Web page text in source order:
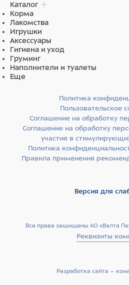
Каталог
Корма
Лакомства
Игрушки
Аксессуары
Гигиена и уход
Груминг
Наполнители и туалеты
Еще
Все права защищены АО «Валта
Реквизиты
Политика
Пользовательское
Соглашение на обработку
Соглашение на обработку
участия в
Политика
Правила применения
Версия для
Разработка сайта –­